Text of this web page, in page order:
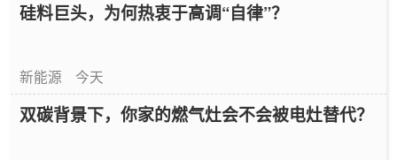
硅料巨头，为何热衷于高调“自律”？
新能源 今天
双碳背景下，你家的燃气灶会不会被电灶替代？